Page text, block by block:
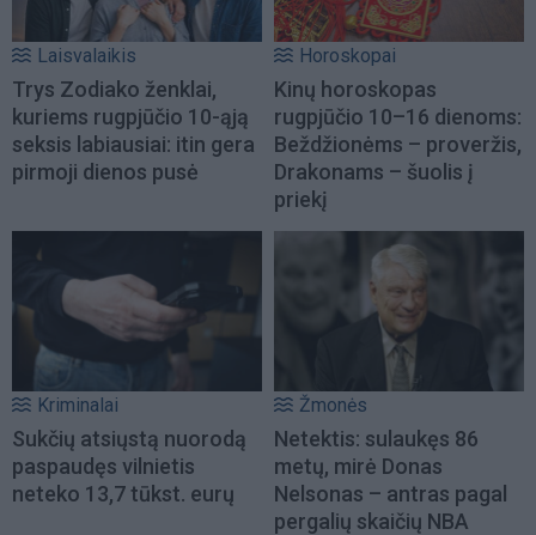
Laisvalaikis
Trys Zodiako ženklai,
kuriems rugpjūčio 10-ąją
seksis labiausiai: itin gera
pirmoji dienos pusė
Horoskopai
Kinų horoskopas
rugpjūčio 10–16 dienoms:
Beždžionėms – proveržis,
Drakonams – šuolis į
priekį
Kriminalai
Sukčių atsiųstą nuorodą
paspaudęs vilnietis
neteko 13,7 tūkst. eurų
Žmonės
Netektis: sulaukęs 86
metų, mirė Donas
Nelsonas – antras pagal
pergalių skaičių NBA